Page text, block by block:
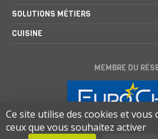
SOLUTIONS MÉTIERS
CUISINE
MEMBRE DU
Ce site utilise des cookies et
ceux que vous souhaitez activer